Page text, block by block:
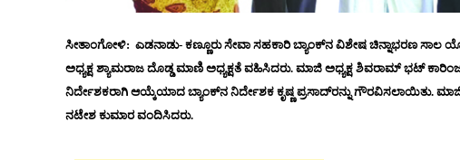
ಸೀತಾಂಗೋಳಿ: ಎಡನಾಡು- ಕಣ್ಣೂರು ಸೇವಾ ಸಹಕಾರಿ ಬ್ಯಾಂಕ್‌ನ ವಿಶೇಷ ಚಿನ್ನಾಭರಣ ಸಾಲ
ಅಧ್ಯಕ್ಷ ಶ್ಯಾಮರಾಜ ದೊಡ್ಡ ಮಾಣಿ ಅಧ್ಯಕ್ಷತೆ ವಹಿಸಿದರು. ಮಾಜಿ ಅಧ್ಯಕ್ಷ ಶಿವರಾಮ್
ನಿರ್ದೇಶಕರಾಗಿ ಆಯ್ಕೆಯಾದ ಬ್ಯಾಂಕ್‌ನ ನಿರ್ದೇಶಕ ಕೃಷ್ಣ ಪ್ರಸಾದ್‌ರನ್ನು ಗೌರವಿಸಲಾಯಿತು.
ನಟೇಶ ಕುಮಾರ ವಂದಿಸಿದರು.